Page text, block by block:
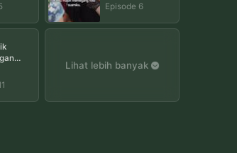
Episode 6
Lihat lebih banyak